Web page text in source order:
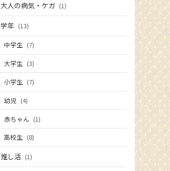
大人の病気・ケガ (1)
学年 (13)
中学生 (7)
大学生 (3)
小学生 (7)
幼児 (4)
赤ちゃん (1)
高校生 (8)
推し活 (1)